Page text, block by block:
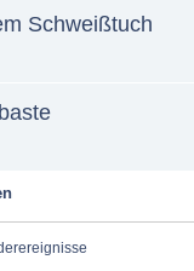
Schweißtuch